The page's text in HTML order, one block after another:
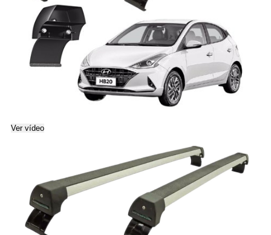
Ver vídeo